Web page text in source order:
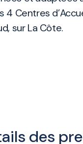
4 Centres
sur La Côte.
des